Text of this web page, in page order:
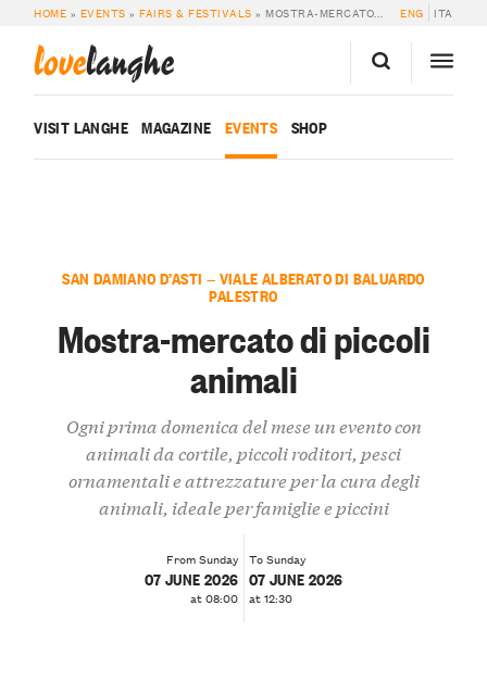
HOME » EVENTS »FAIRS & FESTIVALS » MOSTRA-MERCATO DI PICCOLI ANIMALI ENG ITA
lovelanghe
VISIT LANGHE MAGAZINE EVENTS SHOP
SAN DAMIANO D’ASTI — VIALE ALBERATO DI BALUARDO
PALESTRO
Mostra-mercato di piccoli
animali
Ogni prima domenica del mese un evento con
animali da cortile, piccoli roditori, pesci
ornamentali e attrezzature per la cura degli
animali, ideale per famiglie e piccini
From Sunday
07 JUNE 2026
at 08:00
To Sunday
07 JUNE 2026
at 12:30